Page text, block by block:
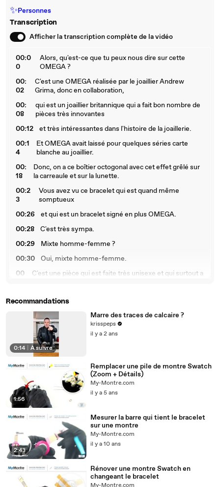
✨Personnes
Transcription
Afficher la transcription complète de la vidéo
00:0
0
Alors, qu'est-ce que tu peux nous dire sur cette
OMEGA ?
00:
02
C'est une OMEGA réalisée par le joaillier Andrew
Grima, donc en collaboration,
00:
08
qui est un joaillier britannique qui a fait bon nombre de
pièces très innovantes
00:12
et très intéressantes dans l'histoire de la joaillerie.
00:1
4
Et OMEGA avait laissé pour quelques séries carte
blanche au joaillier.
00:
18
Donc, on a ce boîtier octogonal avec cet effet grêlé sur
la carreaule et sur la lunette.
00:2
3
Vous avez vu ce bracelet qui est quand même
somptueux
00:26
et qui est un bracelet signé en plus OMEGA.
00:28
C'est très sympa.
00:29
Mixte homme-femme ?
00:30
Oui, mixte homme-femme.
00
C'est une pièce qui est faite très unisexe et qui surtout a
Donc ça, ça lui donne beaucoup de cachets.
Le plaisir de se faire un achat joaillier et horloger très
connu.
00:48
Et en plus, une belle provenance.
Recommandations
0:14 À suivre
Marre des traces de calcaire ?
krisspeps
il y a 2 ans
1:56
Remplacer une pile de montre Swatch
(Zoom + Détails)
My-Montre.com
il y a 5 ans
2:43
Mesurer la barre qui tient le bracelet
sur une montre
My-Montre.com
il y a 10 ans
Rénover une montre Swatch en
changeant le bracelet